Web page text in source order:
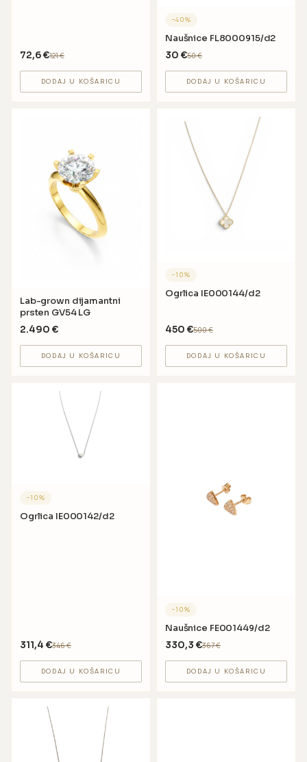
72,6€121€
DODAJ U KOŠARICU
−40%
Naušnice FL8000915/d2
30 €50€
DODAJ U KOŠARICU
Lab-grown dijamantni
prsten GV54 LG
2.490 €
DODAJ U KOŠARICU
−10%
Ogrlica IE000144/d2
450 €500€
DODAJ U KOŠARICU
−10%
Ogrlica IE000142/d2
311,4 €346€
DODAJ U KOŠARICU
−10%
Naušnice FE001449/d2
330,3 €367€
DODAJ U KOŠARICU